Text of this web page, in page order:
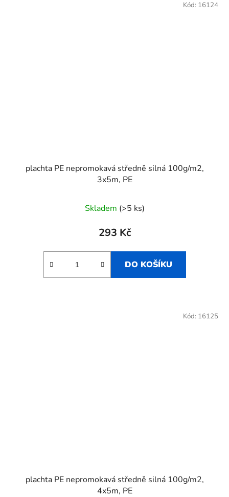
plachta PE nepromokavá středně silná 100g/m2,
3x5m, PE
Skladem (>5 ks)
293 Kč
DO KOŠÍKU
Kód: 16124
plachta PE nepromokavá středně silná 100g/m2,
4x5m, PE
Kód: 16125